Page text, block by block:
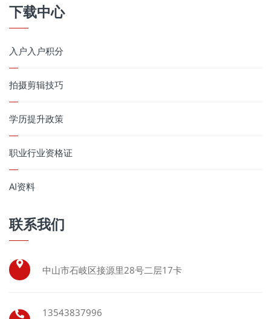
下载中心
入户入户积分
拍摄剪辑技巧
学历提升政策
职业行业资格证
AI资料
联系我们
中山市石岐区接源里28号二层17卡
13543837996